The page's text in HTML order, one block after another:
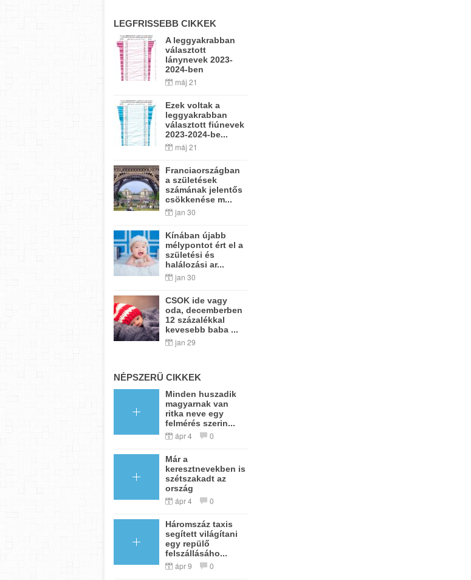
LEGFRISSEBB CIKKEK
A leggyakrabban
választott
lánynevek 2023-
2024-ben
máj 21
Ezek voltak a
leggyakrabban
választott fiúnevek
2023-2024-be...
máj 21
Franciaországban
a születések
számának jelentős
csökkenése m...
jan 30
Kínában újabb
mélypontot ért el a
születési és
halálozási ar...
jan 30
CSOK ide vagy
oda, decemberben
12 százalékkal
kevesebb baba ...
jan 29
NÉPSZERŰ CIKKEK
Minden huszadik
magyarnak van
ritka neve egy
felmérés szerin...
ápr 4 0
Már a
keresztnevekben is
szétszakadt az
ország
ápr 4 0
Háromszáz taxis
segített világítani
egy repülő
felszállásáho...
ápr 9 0